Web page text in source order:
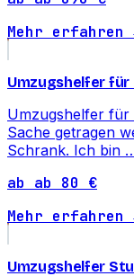
Mehr erfahren
Umzugshelfer für
Umzugshelfer für
Sache getragen
Schrank. Ich bin
ab ab 80 €
Mehr erfahren
Umzugshelfer